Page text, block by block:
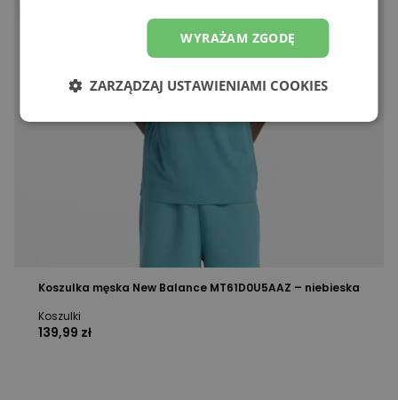
Koszulka męska New Balance MT61D0U5AAZ – niebieska
Koszulki
139,99 zł
WYRAŻAM ZGODĘ
ZARZĄDZAJ USTAWIENIAMI COOKIES